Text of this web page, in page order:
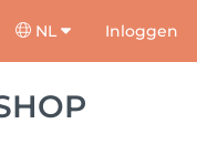
NL Inloggen